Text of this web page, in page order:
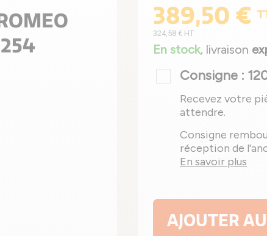
389,50 €
324,58 € HT
En stock, livraison
Consigne :
Recevez votre
attendre.
Consigne
réception de
En savoir plus
AJOUTER